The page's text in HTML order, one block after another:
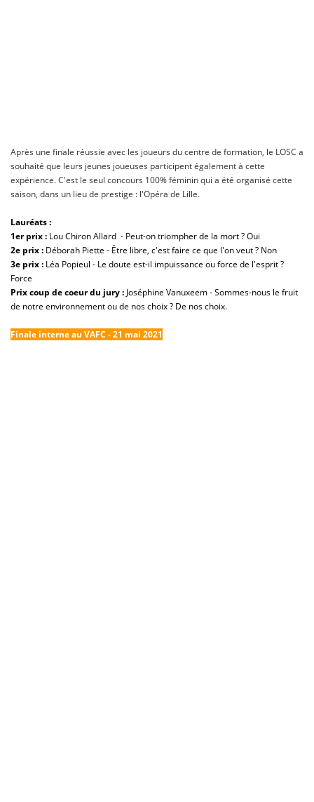
Après une finale réussie avec les joueurs du centre de formation, le LOSC a
souhaité que leurs jeunes joueuses participent également à cette
expérience. C'est le seul concours 100% féminin qui a été organisé cette
saison, dans un lieu de prestige : l'Opéra de Lille.
Lauréats :
1er prix : Lou Chiron Allard - Peut-on triompher de la mort ? Oui
2e prix: Déborah Piette - Être libre, c'est faire ce que l'on veut ? Non
3e prix : Léa Popieul - Le doute est-il impuissance ou force de l'esprit ?
Force
Prix coup de coeur du jury : Joséphine Vanuxeem - Sommes-nous le fruit
de notre environnement ou de nos choix ? De nos choix.
Finale interne au VAFC - 21 mai 2021